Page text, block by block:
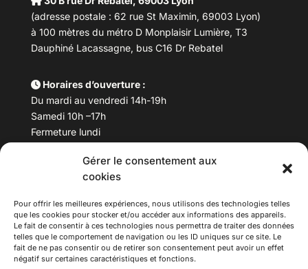
Gérer le consentement aux
cookies
Pour offrir les meilleures expériences, nous utilisons des technologies telles
que les cookies pour stocker et/ou accéder aux informations des appareils.
Le fait de consentir à ces technologies nous permettra de traiter des données
telles que le comportement de navigation ou les ID uniques sur ce site. Le
fait de ne pas consentir ou de retirer son consentement peut avoir un effet
négatif sur certaines caractéristiques et fonctions.
(adresse postale : 62 rue St Maximin, 69003 Lyon)
à 100 mètres du métro D Monplaisir Lumière, T3
Dauphiné Lacassagne, bus C16 Dr Rebatel
Horaires d’ouverture :
Du mardi au vendredi 14h-19h
Samedi 10h –17h
Fermeture lundi
Téléphone : 04 78 53 06 40
maisondesculturesasiatiques@asiexpo.com